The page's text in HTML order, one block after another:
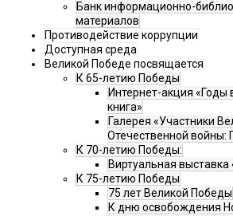
Банк информационно-
материалов
Противодействие коррупции
Доступная среда
Великой Победе посвящается
К 65-летию Победы
Интернет-акция «Годы
книга»
Галерея «Участники
Отечественной войны:
К 70-летию Победы:
Виртуальная
К 75-летию Победы
75 лет Великой Победы
К дню освобождения